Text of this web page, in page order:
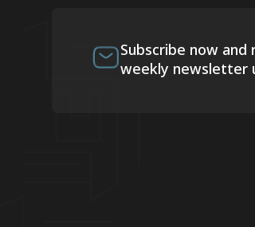
Subscribe now and
weekly newsletter